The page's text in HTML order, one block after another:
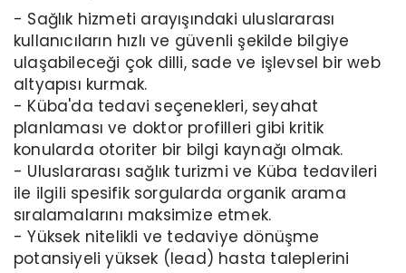
- Sağlık hizmeti arayışındaki uluslararası
kullanıcıların hızlı ve güvenli şekilde bilgiye
ulaşabileceği çok dilli, sade ve işlevsel bir web
altyapısı kurmak.
- Küba'da tedavi seçenekleri, seyahat
planlaması ve doktor profilleri gibi kritik
konularda otoriter bir bilgi kaynağı olmak.
- Uluslararası sağlık turizmi ve Küba tedavileri
ile ilgili spesifik sorgularda organik arama
sıralamalarını maksimize etmek.
- Yüksek nitelikli ve tedaviye dönüşme
potansiyeli yüksek (lead) hasta taleplerini